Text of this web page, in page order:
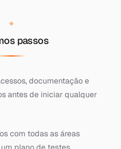
passos
documentação e
antes de iniciar qualquer
com todas as áreas